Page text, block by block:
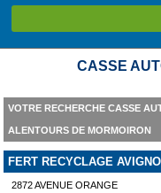
CASSE
VOTRE RECHERCHE CASSE
ALENTOURS DE MORMOIRON
FERT RECYCLAGE
2872 AVENUE ORANGE